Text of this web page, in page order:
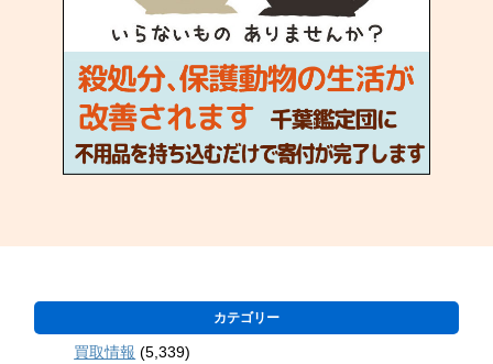
カテゴリー
買取情報 (5,339)